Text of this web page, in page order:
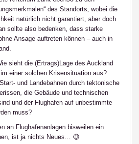
des Standorts, wobei die
natürlich nicht garantiert, aber doch
sollte also bedenken, dass starke
Ansage auftreten können – auch in
sieht die (Ertrags)Lage des Auckland
einer solchen Krisensituation aus?
und Landebahnen durch tektonische
die Gebäude und technischen
und der Flughafen auf unbestimmte
muss?
an Flughafenanlagen bisweilen ein
ist ja nichts Neues… 😉